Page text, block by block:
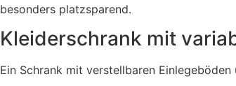
besonders platzsparend.
Kleiderschrank mit
Ein Schrank mit verstellbaren